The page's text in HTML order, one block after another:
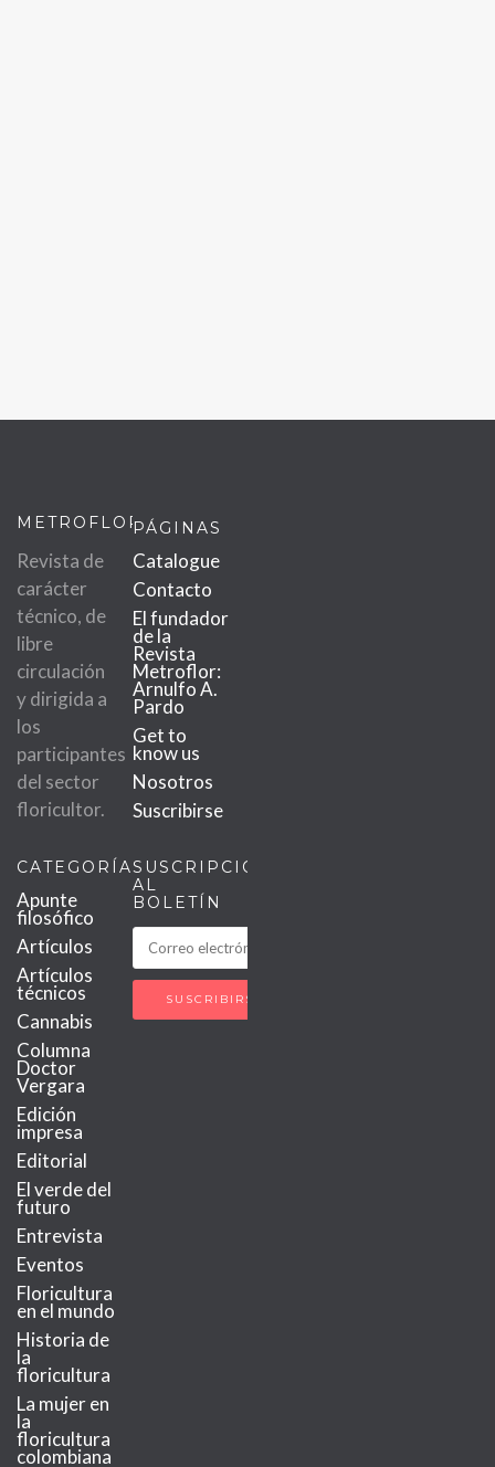
METROFLOR
Revista de
carácter
técnico, de
libre
circulación
y dirigida a
los
participantes
del sector
floricultor.
PÁGINAS
Catalogue
Contacto
El fundador
de la
Revista
Metroflor:
Arnulfo A.
Pardo
Get to
know us
Nosotros
Suscribirse
CATEGORÍAS
Apunte
filosófico
Artículos
Artículos
técnicos
Cannabis
Columna
Doctor
Vergara
Edición
impresa
Editorial
El verde del
futuro
Entrevista
Eventos
Floricultura
en el mundo
Historia de
la
floricultura
La mujer en
la
floricultura
colombiana
SUSCRIPCIÓN
AL
BOLETÍN